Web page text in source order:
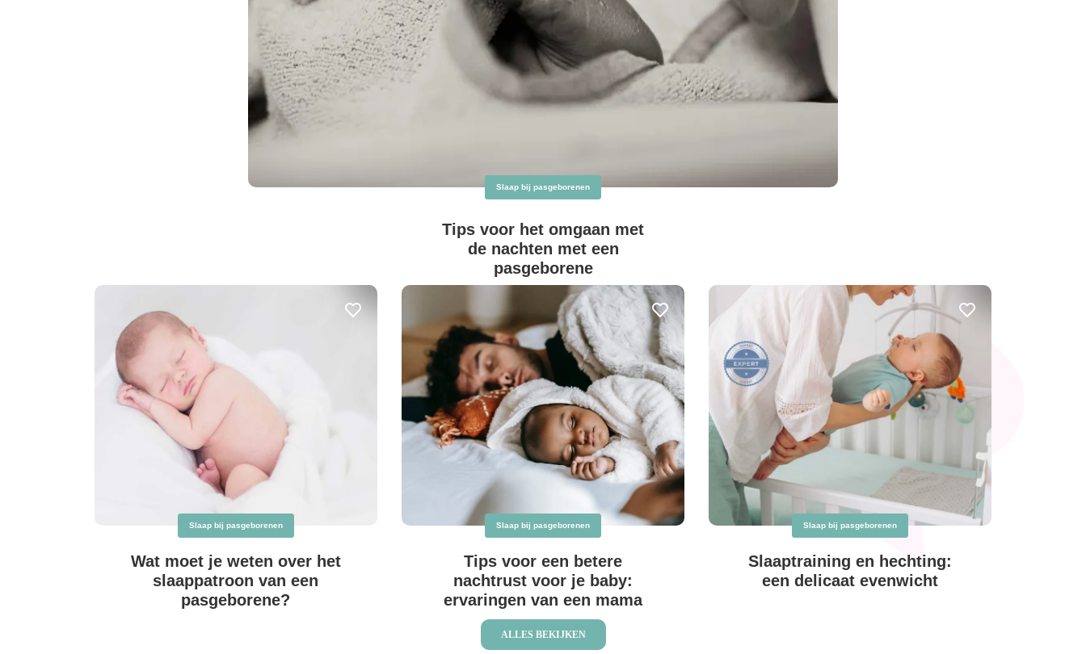
Slaap bij pasgeborenen
Tips voor het omgaan met
de nachten met een
pasgeborene
Slaap bij pasgeborenen
Wat moet je weten over het
slaappatroon van een
pasgeborene?
Slaap bij pasgeborenen
Tips voor een betere
nachtrust voor je baby:
ervaringen van een mama
Slaap bij pasgeborenen
Slaaptraining en hechting:
een delicaat evenwicht
ALLES BEKIJKEN